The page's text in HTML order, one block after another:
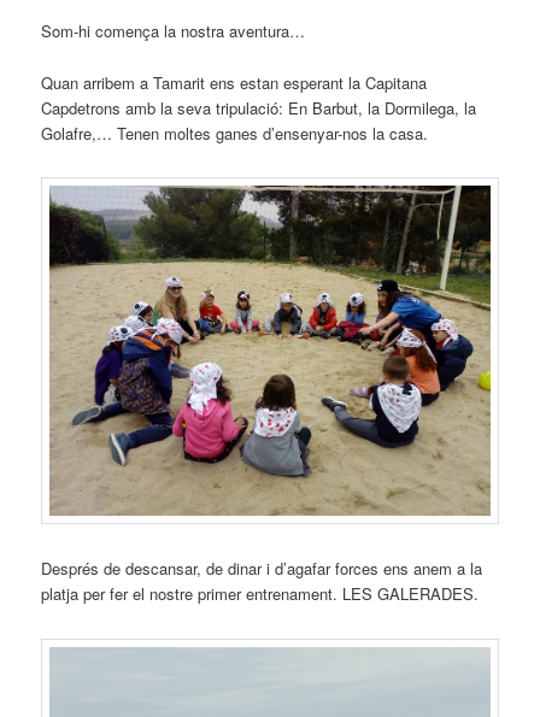
Som-hi comença la nostra aventura…
Quan arribem a Tamarit ens estan esperant la Capitana
Capdetrons amb la seva tripulació: En Barbut, la Dormilega, la
Golafre,… Tenen moltes ganes d’ensenyar-nos la casa.
Després de descansar, de dinar i d’agafar forces ens anem a la
platja per fer el nostre primer entrenament. LES GALERADES.